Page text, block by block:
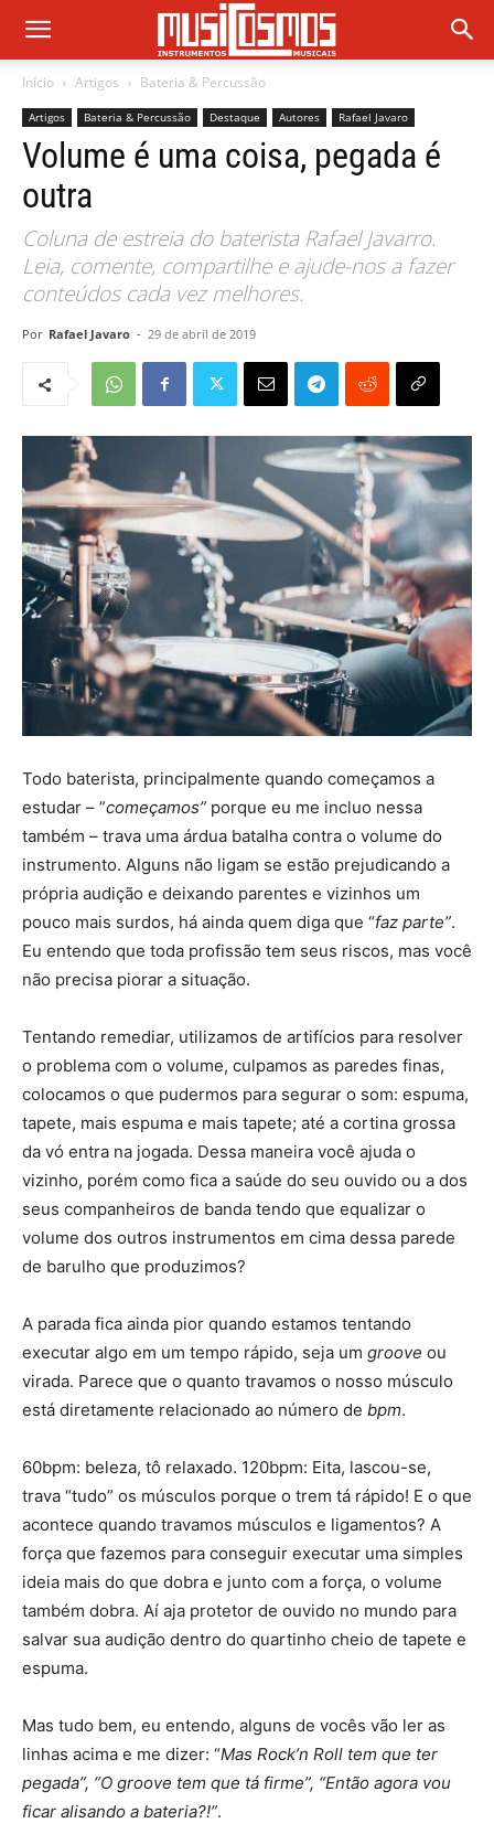
Início Artigos Bateria & Percussão
Artigos Bateria & Percussão Destaque Autores Rafael Javaro
Volume é uma coisa, pegada é
outra
Coluna de estreia do baterista Rafael Javarro.
Leia, comente, compartilhe e ajude-nos a fazer
conteúdos cada vez melhores.
Por Rafael Javaro - 29 de abril de 2019
Todo baterista, principalmente quando começamos a
estudar – ”começamos” porque eu me incluo nessa
também – trava uma árdua batalha contra o volume do
instrumento. Alguns não ligam se estão prejudicando a
própria audição e deixando parentes e vizinhos um
pouco mais surdos, há ainda quem diga que “faz parte”.
Eu entendo que toda profissão tem seus riscos, mas você
não precisa piorar a situação.
Tentando remediar, utilizamos de artifícios para resolver
o problema com o volume, culpamos as paredes finas,
colocamos o que pudermos para segurar o som: espuma,
tapete, mais espuma e mais tapete; até a cortina grossa
da vó entra na jogada. Dessa maneira você ajuda o
vizinho, porém como fica a saúde do seu ouvido ou a dos
seus companheiros de banda tendo que equalizar o
volume dos outros instrumentos em cima dessa parede
de barulho que produzimos?
A parada fica ainda pior quando estamos tentando
executar algo em um tempo rápido, seja um groove ou
virada. Parece que o quanto travamos o nosso músculo
está diretamente relacionado ao número de bpm.
60bpm: beleza, tô relaxado. 120bpm: Eita, lascou-se,
trava “tudo” os músculos porque o trem tá rápido! E o que
acontece quando travamos músculos e ligamentos? A
força que fazemos para conseguir executar uma simples
ideia mais do que dobra e junto com a força, o volume
também dobra. Aí aja protetor de ouvido no mundo para
salvar sua audição dentro do quartinho cheio de tapete e
espuma.
Mas tudo bem, eu entendo, alguns de vocês vão ler as
linhas acima e me dizer: “Mas Rock’n Roll tem que ter
pegada”, “O groove tem que tá firme”, “Então agora vou
ficar alisando a bateria?!”.